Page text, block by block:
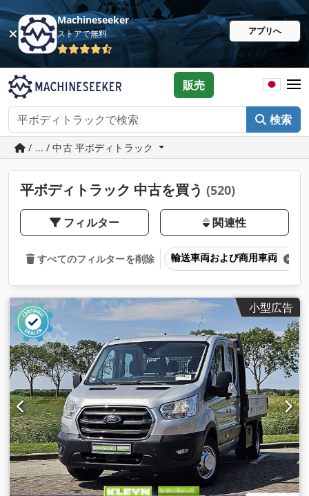
Machineseeker
ストアで無料 アプリへ
検索
販売
/ ... / 中古 平ボディトラック
平ボディトラック 中古を買う (520)
フィルター 関連性
すべてのフィルターを削除 輸送車両および商用車両
小型広告